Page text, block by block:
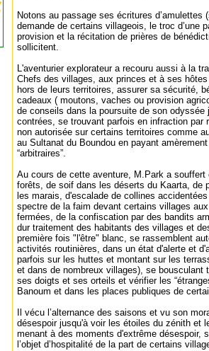
Notons au passage ses écritures d’amulettes
demande de certains villageois, le troc d’une
provision et la récitation de prières de
sollicitent.
L'aventurier explorateur a recouru aussi à la
Chefs des villages, aux princes et à ses
hors de leurs territoires, assurer sa sécurité,
cadeaux ( moutons, vaches ou provision
de conseils dans la poursuite de son odyssée
contrées, se trouvant parfois en infraction par
non autorisée sur certains territoires comme
au Sultanat du Boundou en payant
“arbitraires”.
Au cours de cette aventure, M.Park a
forêts, de soif dans les déserts du Kaarta, de
les marais, d'escalade de collines
spectre de la faim devant certains villages
fermées, de la confiscation par des bandits
dur traitement des habitants des villages et
première fois "l'être" blanc, se rassemblent
activités routinières, dans un état d'alerte et
parfois sur les huttes et montant sur les
et dans de nombreux villages), se bousculant
ses doigts et ses orteils et vérifier les
Banoum et dans les places publiques de
Il vécu l’alternance des saisons et vu son
désespoir jusqu'à voir les étoiles du zénith et
menant à des moments d'extrême désespoir,
l’objet d’hospitalité de la part de certains